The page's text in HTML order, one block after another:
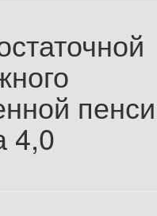
4,0